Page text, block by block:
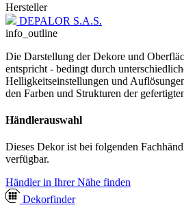
Hersteller
DEPALOR S.A.S.
info_outline
Die Darstellung der Dekore und
entspricht - bedingt durch
Helligkeitseinstellungen und
den Farben und Strukturen der
Händlerauswahl
Dieses Dekor ist bei folgenden
verfügbar.
Händler in Ihrer Nähe finden
Dekorfinder